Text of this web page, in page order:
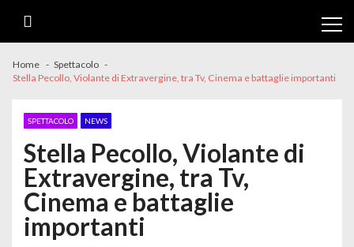
Home
Spettacolo
Stella Pecollo, Violante di Extravergine, tra Tv, Cinema e battaglie importanti
SPETTACOLO NEWS
Stella Pecollo, Violante di
Extravergine, tra Tv,
Cinema e battaglie
importanti